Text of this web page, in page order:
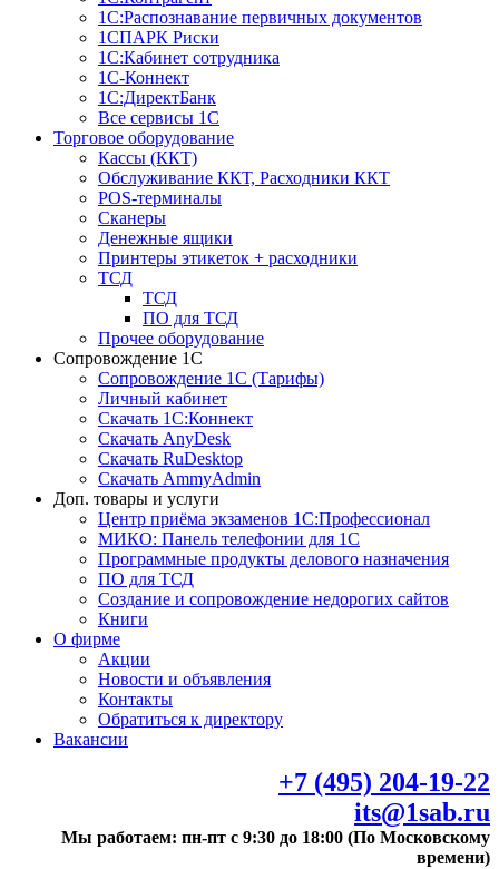
1С:Распознавание первичных документов
1СПАРК Риски
1С:Кабинет сотрудника
1С-Коннект
1С:ДиректБанк
Все сервисы 1С
Торговое оборудование
Кассы (ККТ)
Обслуживание ККТ, Расходники ККТ
POS-терминалы
Сканеры
Денежные ящики
Принтеры этикеток + расходники
ТСД
ТСД
ПО для ТСД
Прочее оборудование
Сопровождение 1С
Сопровождение 1С (Тарифы)
Личный кабинет
Скачать 1С:Коннект
Скачать AnyDesk
Скачать RuDesktop
Скачать AmmyAdmin
Доп. товары и услуги
Центр приёма экзаменов 1С:Профессионал
МИКО: Панель телефонии для 1С
Программные продукты делового назначения
ПО для ТСД
Создание и сопровождение недорогих сайтов
Книги
О фирме
Акции
Новости и объявления
Контакты
Обратиться к директору
Вакансии
+7 (495) 204-19-22
its@1sab.ru
Мы работаем: пн-пт с 9:30 до 18:00 (По Московскому
времени)